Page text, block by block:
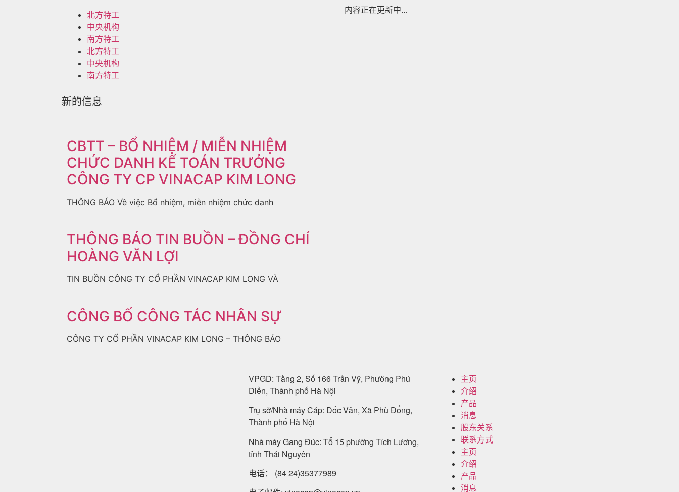
北方特工
中央机构
南方特工
北方特工
中央机构
南方特工
新的信息
CBTT – BỔ NHIỆM / MIỄN NHIỆM
CHỨC DANH KẾ TOÁN TRƯỞNG
CÔNG TY CP VINACAP KIM LONG
THÔNG BÁO Về việc Bổ nhiệm, miễn nhiệm chức danh
THÔNG BÁO TIN BUỒN – ĐỒNG CHÍ
HOÀNG VĂN LỢI
TIN BUỒN CÔNG TY CỔ PHẦN VINACAP KIM LONG VÀ
CÔNG BỐ CÔNG TÁC NHÂN SỰ
CÔNG TY CỔ PHẦN VINACAP KIM LONG – THÔNG BÁO
内容正在更新中…
VPGD: Tầng 2, Số 166 Trần Vỹ, Phường Phú
Diễn, Thành phố Hà Nội
Trụ sở/Nhà máy Cáp: Dốc Vân, Xã Phù Đổng,
Thành phố Hà Nội
Nhà máy Gang Đúc: Tổ 15 phường Tích Lương,
tỉnh Thái Nguyên
电话： (84 24)35377989
主页
介绍
产品
消息
股东关系
联系方式
主页
介绍
产品
消息